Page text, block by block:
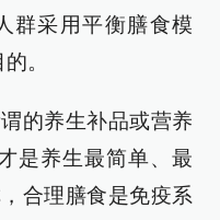
群采用平衡膳食模
。
的养生补品或营养
是养生最简单、最
合理膳食是免疫系